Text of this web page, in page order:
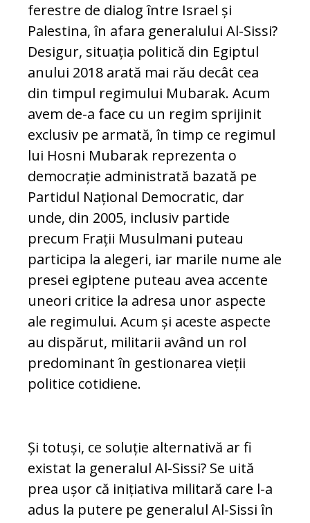
ferestre de dialog între Israel și
Palestina, în afara generalului Al-Sissi?
Desigur, situația politică din Egiptul
anului 2018 arată mai rău decât cea
din timpul regimului Mubarak. Acum
avem de-a face cu un regim sprijinit
exclusiv pe armată, în timp ce regimul
lui Hosni Mubarak reprezenta o
democrație administrată bazată pe
Partidul Național Democratic, dar
unde, din 2005, inclusiv partide
precum Frații Musulmani puteau
participa la alegeri, iar marile nume ale
presei egiptene puteau avea accente
uneori critice la adresa unor aspecte
ale regimului. Acum și aceste aspecte
au dispărut, militarii având un rol
predominant în gestionarea vieții
politice cotidiene.
Și totuși, ce soluție alternativă ar fi
existat la generalul Al-Sissi? Se uită
prea ușor că inițiativa militară care l-a
adus la putere pe generalul Al-Sissi în